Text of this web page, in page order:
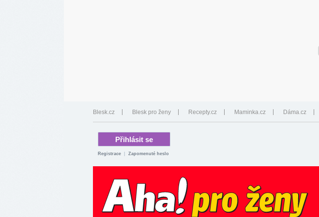
Blesk.cz Blesk pro ženy Recepty.cz Maminka.cz Dáma.cz
Registrace Zapomenuté heslo